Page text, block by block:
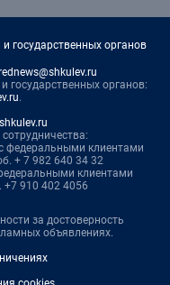
государственных органов
государственных органов:
.
федеральными клиентами
+ 7 982 640 34 32
клиентами
+7 910 402 4056
за достоверность
объявлениях.